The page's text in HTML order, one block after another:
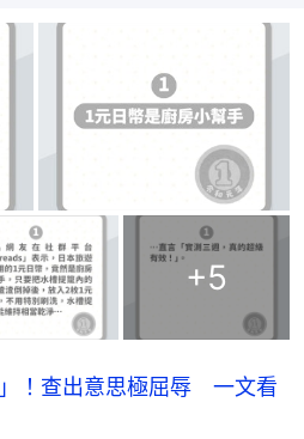
+5
！查出意思極屈辱 一文看